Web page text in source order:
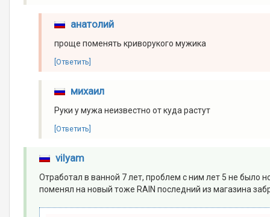
анатолий
проще поменять криворукого мужика
[Ответить]
михаил
Руки у мужа неизвестно от куда растут
[Ответить]
vilyam
Отработал в ванной 7 лет, проблем с ним лет 5 не было
поменял на новый тоже RAIN последний из магазина